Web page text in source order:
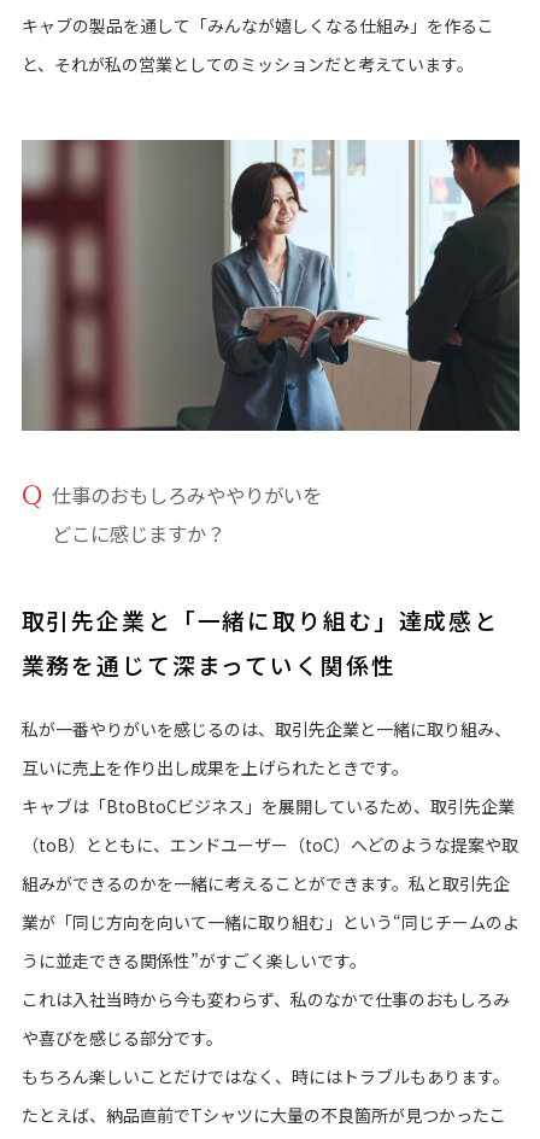
キャブの製品を通して「みんなが嬉しくなる仕組み」を作るこ
と、それが私の営業としてのミッションだと考えています。
仕事のおもしろみややりがいを
どこに感じますか？
取引先企業と「一緒に取り組む」達成感と
業務を通じて深まっていく関係性
私が一番やりがいを感じるのは、取引先企業と一緒に取り組み、
互いに売上を作り出し成果を上げられたときです。
キャブは「BtoBtoCビジネス」を展開しているため、取引先企業
（toB）とともに、エンドユーザー（toC）へどのような提案や取
組みができるのかを一緒に考えることができます。私と取引先企
業が「同じ方向を向いて一緒に取り組む」という“同じチームのよ
うに並走できる関係性”がすごく楽しいです。
これは入社当時から今も変わらず、私のなかで仕事のおもしろみ
や喜びを感じる部分です。
もちろん楽しいことだけではなく、時にはトラブルもあります。
たとえば、納品直前でTシャツに大量の不良箇所が見つかったこ